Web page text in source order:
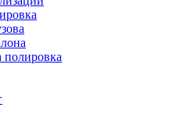
полировка